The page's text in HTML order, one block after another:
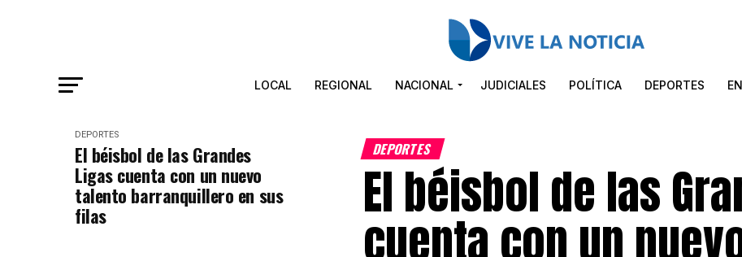
LOCAL REGIONAL NACIONAL JUDICIALES POLÍTICA DEPORTES
DEPORTES
El béisbol de las Grandes
Ligas cuenta con un nuevo
talento barranquillero en sus
filas
DEPORTES
El béisbol de las
cuenta con un